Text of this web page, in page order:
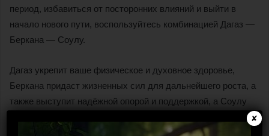
период, избавиться от посторонних влияний и выйти в
начало нового пути, воспользуйтесь комбинацией Дагаз —
Беркана — Соулу.
Дагаз укрепит ваше физическое и духовное здоровье,
Беркана придаст жизненных сил для дальнейшего роста, а
также выступит надёжной опорой и поддержкой, а Соулу
✘